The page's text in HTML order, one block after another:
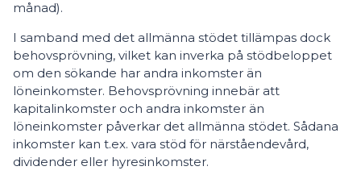
månad).
I samband med det allmänna stödet tillämpas dock
behovsprövning, vilket kan inverka på stödbeloppet
om den sökande har andra inkomster än
löneinkomster. Behovsprövning innebär att
kapitalinkomster och andra inkomster än
löneinkomster påverkar det allmänna stödet. Sådana
inkomster kan t.ex. vara stöd för närståendevård,
dividender eller hyresinkomster.